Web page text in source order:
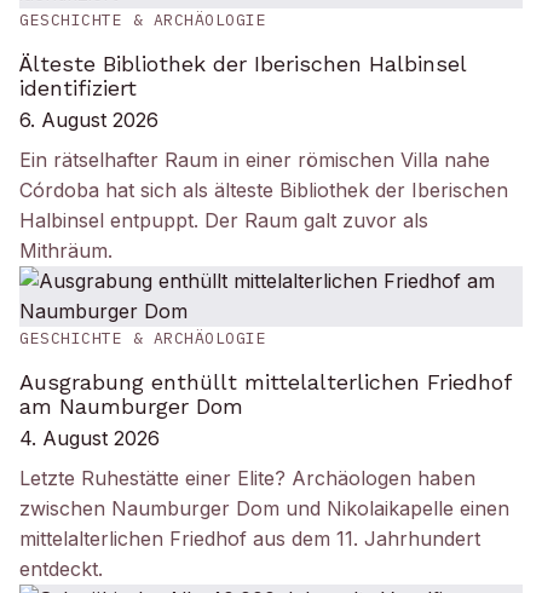
GESCHICHTE & ARCHÄOLOGIE
Älteste Bibliothek der Iberischen Halbinsel
identifiziert
6. August 2026
Ein rätselhafter Raum in einer römischen Villa nahe
Córdoba hat sich als älteste Bibliothek der Iberischen
Halbinsel entpuppt. Der Raum galt zuvor als
Mithräum.
GESCHICHTE & ARCHÄOLOGIE
Ausgrabung enthüllt mittelalterlichen Friedhof
am Naumburger Dom
4. August 2026
Letzte Ruhestätte einer Elite? Archäologen haben
zwischen Naumburger Dom und Nikolaikapelle einen
mittelalterlichen Friedhof aus dem 11. Jahrhundert
entdeckt.